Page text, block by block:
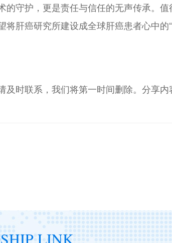
守护，更是责任与信任的无声传承。
癌研究所建设成全球肝癌患者心中的
时联系，我们将第一时间删除。分享内
LINK